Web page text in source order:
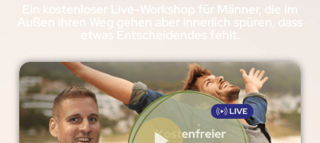
Ein kostenloser Live-Workshop für Männer, die im
Außen ihren Weg gehen aber innerlich spüren, dass
etwas Entscheidendes fehlt.